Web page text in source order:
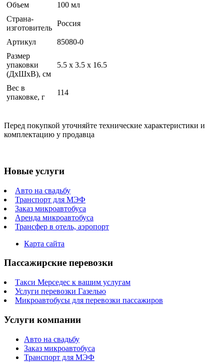
Объем
100 мл
Страна-
изготовитель
Россия
Артикул
85080-0
Размер
упаковки
(ДхШхВ), см
5.5 x 3.5 x 16.5
Вес в
упаковке, г
114
Перед покупкой уточняйте технические характеристики и
комплектацию у продавца
Новые услуги
Авто на свадьбу
Транспорт для МЭФ
Заказ микроавтобуса
Аренда микроавтобуса
Трансфер в отель, аэропорт
Карта сайта
Пассажирские перевозки
Такси Мерседес к вашим услугам
Услуги перевозки Газелью
Микроавтобусы для перевозки пассажиров
Услуги компании
Авто на свадьбу
Заказ микроавтобуса
Транспорт для МЭФ